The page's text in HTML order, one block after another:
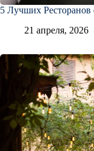
5 Лучших
21 апреля, 2026